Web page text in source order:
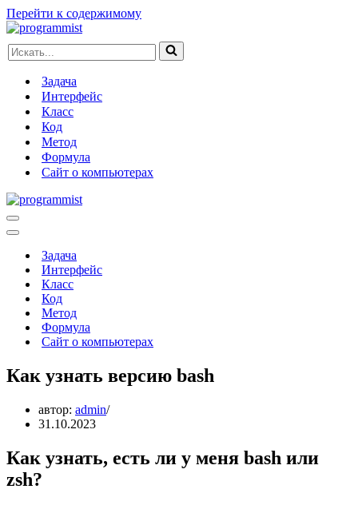
Перейти к содержимому
Искать...
Задача
Интерфейс
Класс
Код
Метод
Формула
Сайт о компьютерах
Меню
навигации
Меню
навигацииЗадача
Интерфейс
Класс
Код
Метод
Формула
Сайт о компьютерах
Как узнать версию bash
автор: admin
31.10.2023
Как узнать, есть ли у меня bash или
zsh?